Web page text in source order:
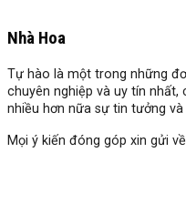
Nhà Hoa
Tự hào là một trong những
chuyên nghiệp và uy tín
nhiều hơn nữa sự tin tưởng
Mọi ý kiến đóng góp xin gửi